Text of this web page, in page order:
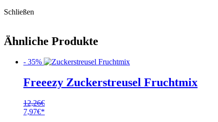
Schließen
Ähnliche Produkte
- 35%
Freeezy Zuckerstreusel Fruchtmix
12,26€
Ursprünglicher
7,97€